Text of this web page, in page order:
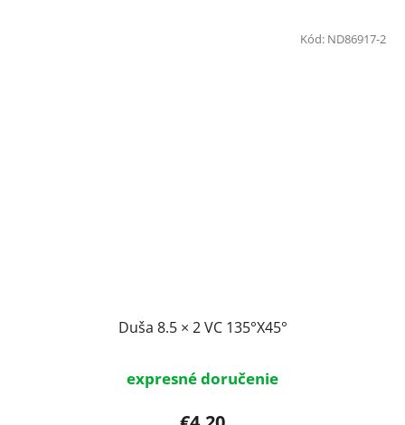
Duša 8.5 × 2 VC 135°X45°
expresné doručenie
Kód: ND86917-2